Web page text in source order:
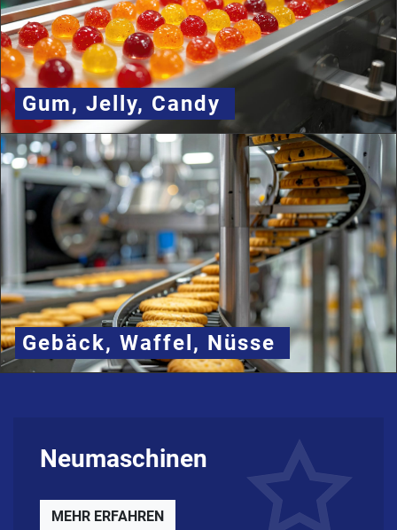
Gum, Jelly, Candy
Gebäck, Waffel, Nüsse
Neumaschinen
MEHR ERFAHREN